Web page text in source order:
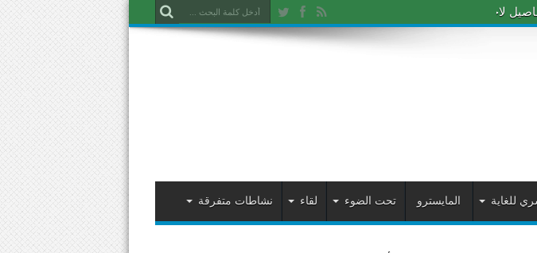
لاحقاً
للغاية المايسترو تحت الضوء لقاء نشاطات متفرقة